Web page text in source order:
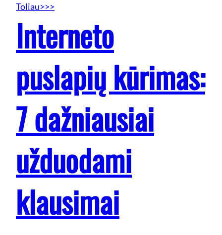
Toliau>>>
Interneto
puslapių kūrimas:
7 dažniausiai
užduodami
klausimai